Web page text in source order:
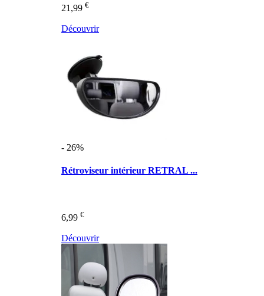
21,99 €
Découvrir
- 26%
Rétroviseur intérieur RETRAL ...
6,99 €
Découvrir